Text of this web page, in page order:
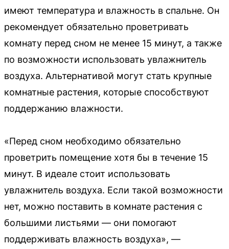
имеют температура и влажность в спальне. Он
рекомендует обязательно проветривать
комнату перед сном не менее 15 минут, а также
по возможности использовать увлажнитель
воздуха. Альтернативой могут стать крупные
комнатные растения, которые способствуют
поддержанию влажности.
«Перед сном необходимо обязательно
проветрить помещение хотя бы в течение 15
минут. В идеале стоит использовать
увлажнитель воздуха. Если такой возможности
нет, можно поставить в комнате растения с
большими листьями — они помогают
поддерживать влажность воздуха», —